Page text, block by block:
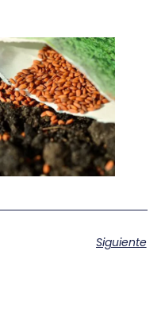
Siguiente